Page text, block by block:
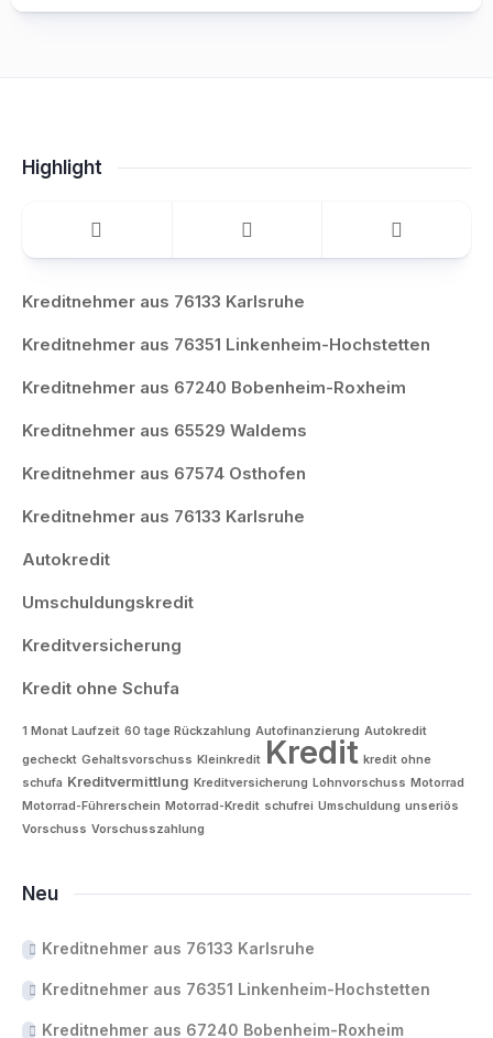
Highlight
Kreditnehmer aus 76133 Karlsruhe
Kreditnehmer aus 76351 Linkenheim-Hochstetten
Kreditnehmer aus 67240 Bobenheim-Roxheim
Kreditnehmer aus 65529 Waldems
Kreditnehmer aus 67574 Osthofen
Kreditnehmer aus 76133 Karlsruhe
Autokredit
Umschuldungskredit
Kreditversicherung
Kredit ohne Schufa
1 Monat Laufzeit 60 tage Rückzahlung Autofinanzierung Autokredit
gecheckt Gehaltsvorschuss Kleinkredit Kredit kredit ohne
schufa Kreditvermittlung Kreditversicherung Lohnvorschuss Motorrad
Motorrad-Führerschein Motorrad-Kredit schufrei Umschuldung unseriös
Vorschuss Vorschusszahlung
Neu
Kreditnehmer aus 76133 Karlsruhe
Kreditnehmer aus 76351 Linkenheim-Hochstetten
Kreditnehmer aus 67240 Bobenheim-Roxheim